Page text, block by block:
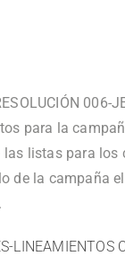
006-
para la
listas para
de la campaña
LINEAMIENTOS